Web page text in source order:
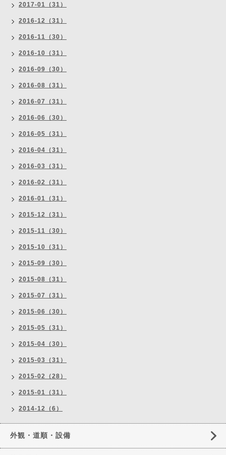
2017-01（31）
2016-12（31）
2016-11（30）
2016-10（31）
2016-09（30）
2016-08（31）
2016-07（31）
2016-06（30）
2016-05（31）
2016-04（31）
2016-03（31）
2016-02（31）
2016-01（31）
2015-12（31）
2015-11（30）
2015-10（31）
2015-09（30）
2015-08（31）
2015-07（31）
2015-06（30）
2015-05（31）
2015-04（30）
2015-03（31）
2015-02（28）
2015-01（31）
2014-12（6）
外観・道順・設備